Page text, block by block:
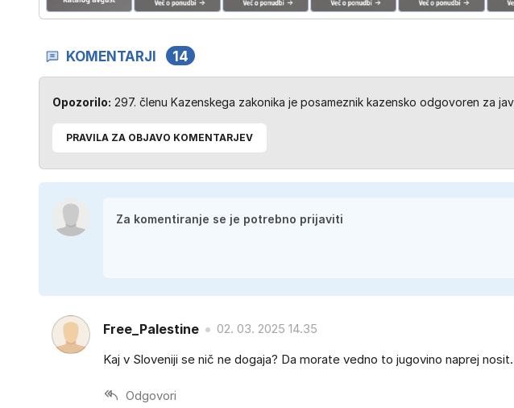
KOMENTARJI 14
Opozorilo: 297. členu Kazenskega zakonika je posameznik kazensko odgovoren za
PRAVILA ZA OBJAVO KOMENTARJEV
Free_Palestine
02. 03. 2025 14.35
Kaj v Sloveniji se nič ne dogaja? Da morate vedno to jugovino naprej nosit.
Odgovori